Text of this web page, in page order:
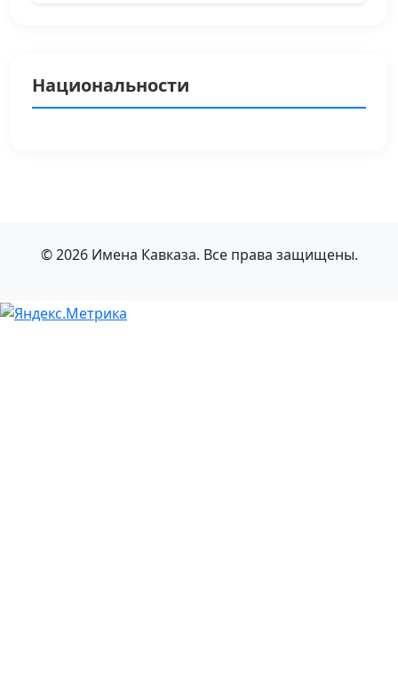
Национальности
© 2026 Имена Кавказа. Все права защищены.